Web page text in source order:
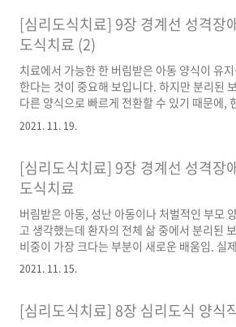
나 회피(분리된 자기위로자)의 대처방식을 보
치료 목표는 과잉보상과 회피를 줄이고 취약성
되어야 하며, 이를 위해서 다른 여느 치료에서
가 잘 형성되는 것이 관건이겠다는 생각을 합니
이 아니라 하더라도 사랑 받을 수 있다는 ..
[심리도식치료] 9장 경계선 성격장
도식치료 (2)
치료에서 가능한 한 버림받은 아동 양식이 유
한다는 것이 중요해 보입니다. 하지만 분리된
다른 양식으로 빠르게 전환할 수 있기 때문에,
여 있는지 파악하여 그에 맞게 개입하는 것이
의 심리도식치료에서 핵심적인 부분 같고요. 장
적인 양상을 나타낼 수 있는지 설명하는 부분을
이 있었습니다. 치료자가 어떤 심리도식을 갖고
보호자 모드를 건강한 성인 모드로 착각하는 가
취약하고 불안정한 측면을 개방할 수 없게 만
다고 여겨집니다. 치료에서 표현되지 못한 환
..
2021. 11. 19.
[심리도식치료] 9장 경계선 성격장
도식치료
버림받은 아동, 성난 아동이나 처벌적인 부모
고 생각했는데 환자의 전체 삶 중에서 분리된
비중이 가장 크다는 부분이 새로운 배움임. 실
를 지녔다고 하더라도 치료 절차에 협조적인 모
겉으로는 차분한 모습을 보이더라도 정서와 욕
가 진심어린 관심을 주지 않는다고 환자가 느낄
2021. 11. 15.
[심리도식치료] 8장 심리도식 양식